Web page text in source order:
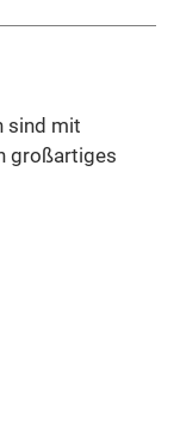
sind mit
großartiges